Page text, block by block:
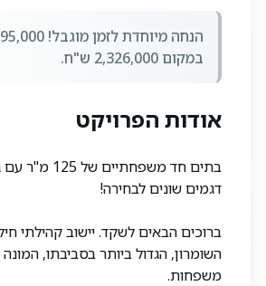
במקום 2,326,000 ש"ח.
אודות הפרויקט
דגמים שונים לבחירה!
ברוכים הבאים לשקד. יישוב קהילתי
משפחות.